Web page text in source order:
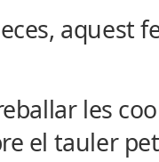
aquest
les
el tauler